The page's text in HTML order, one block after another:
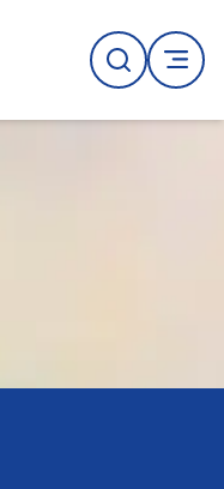
Recherche
MENU